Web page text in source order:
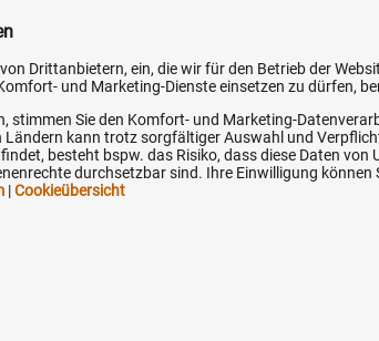
2/2-Wege-Sitzventil, Nenngröße 6 (Typ NO)
Schaltfunktion
DC stromlos offen
DC
stromlos offen
AC
Drittanbietern, ein, die wir für den Betrieb der
und Marketing-Dienste einsetzen zu dürfen,
stimmen Sie den Komfort- und Marketing-
Ländern kann trotz sorgfältiger Auswahl und
besteht bspw. das Risiko, dass diese Daten
durchsetzbar sind. Ihre Einwilligung können
|Cookieübersicht